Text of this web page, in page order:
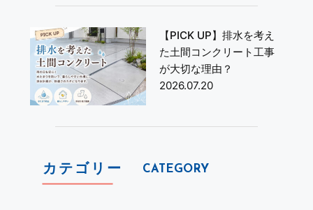
【PICK UP】排水を考え
た土間コンクリート工事
が大切な理由？
2026.07.20
カテゴリー CATEGORY